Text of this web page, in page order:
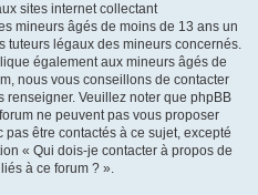
sites internet collectant
mineurs âgés de moins de 13 ans un
tuteurs légaux des mineurs concernés.
également aux mineurs âgés de
nous vous conseillons de contacter
Veuillez noter que phpBB
ne peuvent pas vous proposer
être contactés à ce sujet, excepté
« Qui dois-je contacter à propos de
à ce forum ? ».